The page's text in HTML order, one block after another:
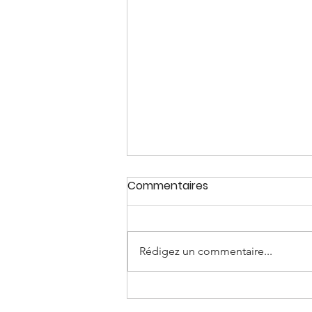
NutriAges revient au CMRL
Commentaires
Rédigez un commentaire...